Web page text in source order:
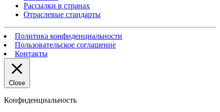
Рассылки в странах
Отраслевые стандарты
Политика конфиденциальности
Пользовательское соглашение
Контакты
Close
Конфиденциальность